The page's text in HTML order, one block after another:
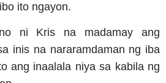
ito ngayon.
ni Kris na madamay ang
inis na nararamdaman ng iba
ang inaalala niya sa kabila ng